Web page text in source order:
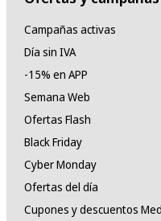
Campañas activas
Día sin IVA
-15% en APP
Semana Web
Ofertas Flash
Black Friday
Cyber Monday
Ofertas del día
Cupones y descuentos